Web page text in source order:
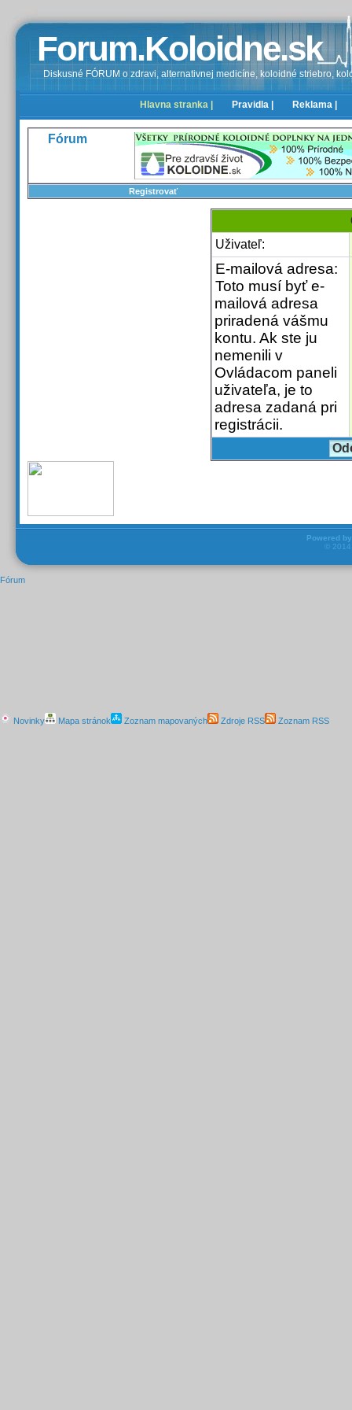
Forum.Koloidne.sk
Diskusné FÓRUM o zdravi, alternativnej medicíne, koloidné striebro,
Hlavna stranka | Pravidla | Reklama |
Fórum
Registrovať
Uživateľ:
E-mailová adresa:
Toto musí byť e-
mailová adresa
priradená vášmu
kontu. Ak ste ju
nemenili v
Ovládacom paneli
uživateľa, je to
adresa zadaná pri
registrácii.
Powered by
©
Fórum
Novinky Mapa stránok Zoznam mapovaných Zdroje RSS Zoznam RSS